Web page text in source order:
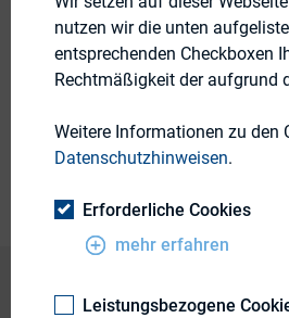
6. Juni 2011
Publikationsform
nutzen wir die unten
entsprechenden Checkboxen
Rechtmäßigkeit der aufgrund
Weitere Informationen zu den
Datenschutzhinweisen.
Erforderliche Cookies
mehr erfahren
Leistungsbezogene